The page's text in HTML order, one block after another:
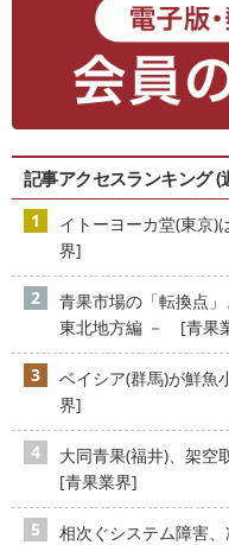
記事アクセスランキング (
イトーヨーカ堂(東京
界]
青果市場の「転換点
東北地方編 － [青果
ベイシア(群馬)が鮮
界]
大同青果(福井)、架
[青果業界]
相次ぐシステム障害